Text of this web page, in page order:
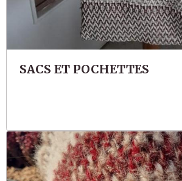
SACS ET POCHETTES